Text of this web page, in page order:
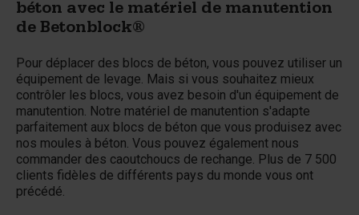
béton avec le matériel de manutention
de Betonblock®
Pour déplacer des blocs de béton, vous pouvez utiliser un
équipement de levage. Mais si vous souhaitez mieux
contrôler les blocs, vous avez besoin d'un équipement de
manutention. Notre matériel de manutention s'adapte
parfaitement aux blocs de béton que vous produisez avec
nos moules à béton. Vous pouvez également nous
commander des caoutchoucs de rechange. Plus de 7 500
clients fidèles de différents pays du monde vous ont
précédé.